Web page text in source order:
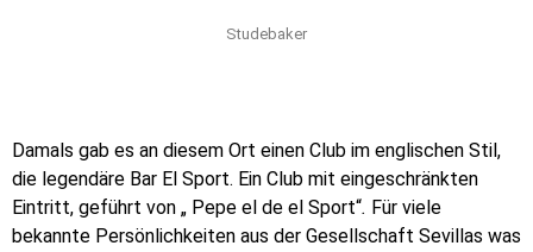
Studebaker
Damals gab es an diesem Ort einen Club im englischen Stil,
die legendäre Bar El Sport. Ein Club mit eingeschränkten
Eintritt, geführt von „ Pepe el de el Sport“. Für viele
bekannte Persönlichkeiten aus der Gesellschaft Sevillas was